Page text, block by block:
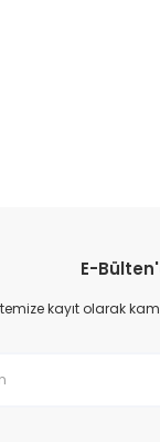
veya
bilgiler bulunuyor.
E-
kayıt olarak